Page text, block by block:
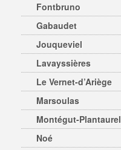
Fontbruno
Gabaudet
Jouqueviel
Lavayssières
Le Vernet-d’Ariège
Marsoulas
Montégut-Plantaurel
Noé